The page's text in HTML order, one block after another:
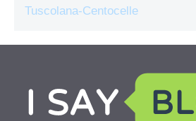
Tuscolana-Centocelle